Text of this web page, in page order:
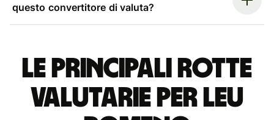
questo convertitore di valuta?
Le principali rotte
valutarie per leu